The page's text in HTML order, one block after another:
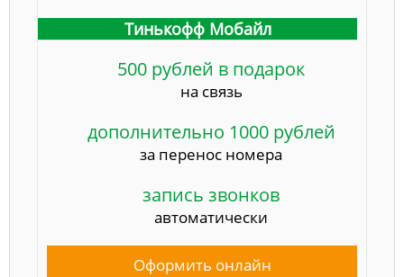
Тинькофф Мобайл
500 рублей в подарок
на связь
дополнительно 1000 рублей
за перенос номера
запись звонков
автоматически
Оформить онлайн